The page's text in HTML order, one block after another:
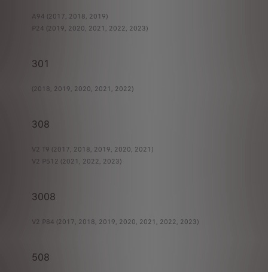
A94 (2017, 2018, 2019)
P24 (2019, 2020, 2021, 2022, 2023)
301
(2018, 2019, 2020, 2021, 2022)
308
V2 T9 (2017, 2018, 2019, 2020, 2021)
V2 P512 (2021, 2022, 2023)
3008
V2 P84 (2017, 2018, 2019, 2020, 2021, 2022, 2023)
508